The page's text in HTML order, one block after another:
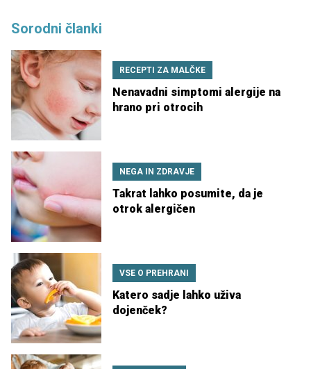
Sorodni članki
RECEPTI ZA MALČKE
Nenavadni simptomi alergije na
hrano pri otrocih
NEGA IN ZDRAVJE
Takrat lahko posumite, da je
otrok alergičen
VSE O PREHRANI
Katero sadje lahko uživa
dojenček?